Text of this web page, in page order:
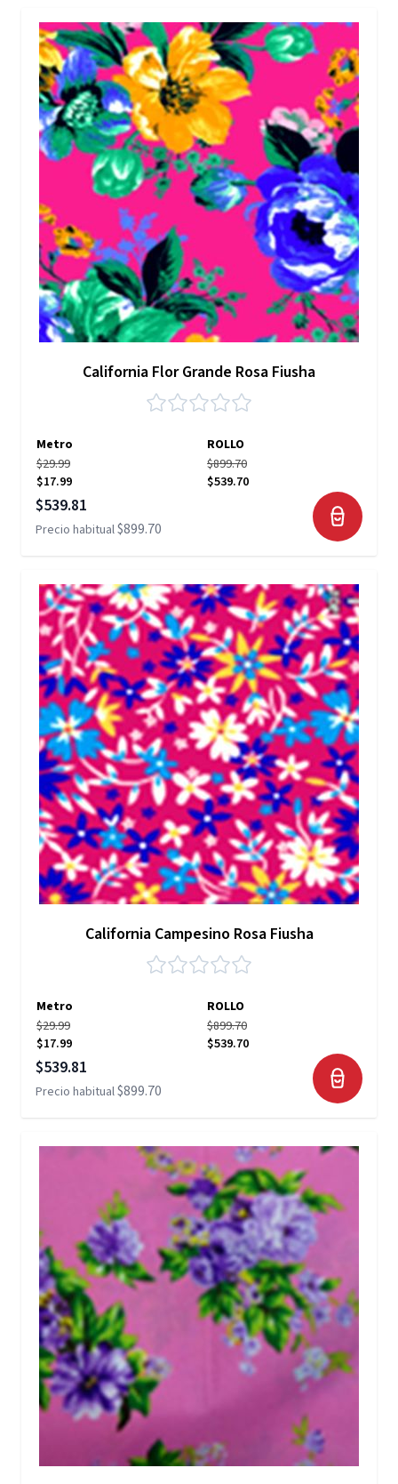
California Flor Grande Rosa Fiusha
Metro
ROLLO
$29.99
$17.99
$899.70
$539.70
Precio especial
$539.81
Precio habitual$899.70
California Campesino Rosa Fiusha
Metro
ROLLO
$29.99
$17.99
$899.70
$539.70
Precio especial
$539.81
Precio habitual$899.70